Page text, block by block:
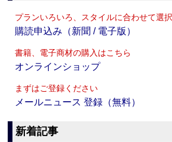
プランいろいろ、スタイルに合わせて選択
購読申込み（新聞 / 電子版）
書籍、電子商材の購入はこちら
オンラインショップ
まずはご登録ください
メールニュース 登録（無料）
新着記事